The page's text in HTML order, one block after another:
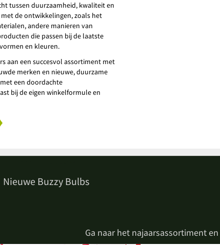
tussen duurzaamheid, kwaliteit en
met de ontwikkelingen, zoals het
andere manieren van
die passen bij de laatste
en kleuren.
aan een succesvol assortiment met
merken en nieuwe, duurzame
een doordachte
bij de eigen winkelformule en
Nieuwe Buzzy Bulbs
Ga naar het najaarsassortiment